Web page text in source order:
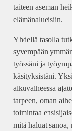
taiteen aseman
elämänalueisiin.
Yhdellä tasolla
syvempään
työssäni ja
käsityksistäni.
alkuvaiheessa
tarpeen, oman
toimintaa
mitä haluat sanoa,